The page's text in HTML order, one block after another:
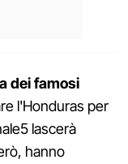
dei famosi
l'Honduras per
lascerà
hanno